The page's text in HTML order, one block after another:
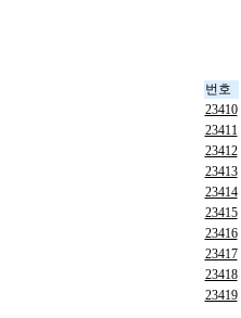
번호
23410
23411
23412
23413
23414
23415
23416
23417
23418
23419